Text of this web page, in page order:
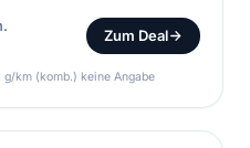
Zum Deal
g/km (komb.) keine Angabe